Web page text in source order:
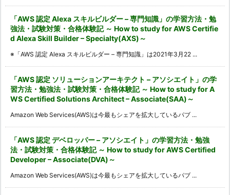
「AWS 認定 Alexa スキルビルダー – 専門知識」の学習方法・勉
強法・試験対策・合格体験記 ～ How to study for AWS Certifie
d Alexa Skill Builder – Specialty(AXS)～
※「AWS 認定 Alexa スキルビルダー – 専門知識」は2021年3月22 ...
「AWS 認定 ソリューションアーキテクト – アソシエイト」の学
習方法・勉強法・試験対策・合格体験記 ～ How to study for A
WS Certified Solutions Architect – Associate(SAA)～
Amazon Web Services(AWS)は今最もシェアを拡大しているパブ ...
「AWS 認定 デベロッパー – アソシエイト」の学習方法・勉強
法・試験対策・合格体験記 ～ How to study for AWS Certified
Developer – Associate(DVA)～
Amazon Web Services(AWS)は今最もシェアを拡大しているパブ ...